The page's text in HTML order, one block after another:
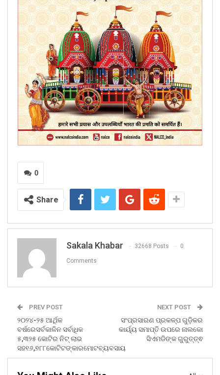
0
Share
Sakala Khabar 32668 Posts 0
Comments
PREV POST
୨୦୨୪-୨୫ ଆର୍ଥିକ
ବର୍ଷରେସର୍ବକାଳିନ ସର୍ବାଧିକ
୫,୩୨୫ କୋଟିର ନିଟ୍ ଲାଭ
ସହ୧୬,୭୮୮କୋଟିଟଙ୍କାରମୋଟବ୍ୟବସାୟ
NEXT POST
ସଂପ୍ରସାରଣ ପ୍ରକଳ୍ପ ଗୁଡ଼ିକର
କାର୍ୟ୍ୟ ସମାପ୍ତି ଉପରେ ନାଲକୋ
ସିଏମଡିଙ୍କ ଗୁରୁତ୍ତ୍ଵ